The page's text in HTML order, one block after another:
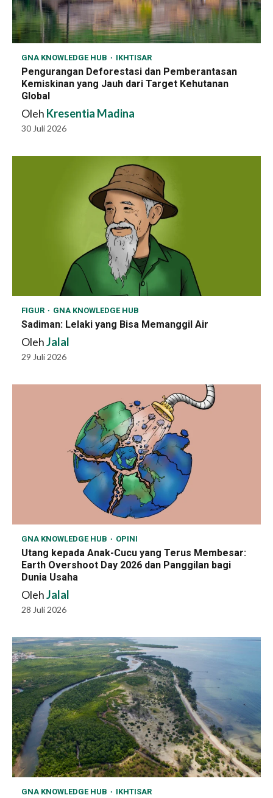
GNA KNOWLEDGE HUB IKHTISAR
Pengurangan Deforestasi dan Pemberantasan
Kemiskinan yang Jauh dari Target Kehutanan
Global
Oleh Kresentia Madina
30 Juli 2026
FIGUR GNA KNOWLEDGE HUB
Sadiman: Lelaki yang Bisa Memanggil Air
OlehJalal
29 Juli 2026
GNA KNOWLEDGE HUB OPINI
Utang kepada Anak-Cucu yang Terus Membesar:
Earth Overshoot Day 2026 dan Panggilan bagi
Dunia Usaha
OlehJalal
28 Juli 2026
GNA KNOWLEDGE HUB IKHTISAR